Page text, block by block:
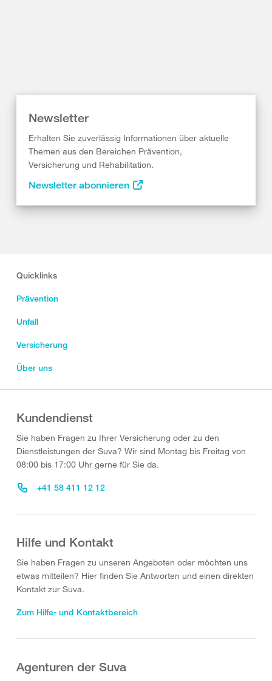
Newsletter
Erhalten Sie zuverlässig Informationen über aktuelle
Themen aus den Bereichen Prävention,
Versicherung und Rehabilitation.
Newsletter abonnieren
Quicklinks
Prävention
Unfall
Versicherung
Über uns
Kundendienst
Sie haben Fragen zu Ihrer Versicherung oder zu den
Dienstleistungen der Suva? Wir sind Montag bis Freitag von
08:00 bis 17:00 Uhr gerne für Sie da.
+41 58 411 12 12
Hilfe und Kontakt
Sie haben Fragen zu unseren Angeboten oder möchten uns
etwas mitteilen? Hier finden Sie Antworten und einen direkten
Kontakt zur Suva.
Zum Hilfe- und Kontaktbereich
Agenturen der Suva